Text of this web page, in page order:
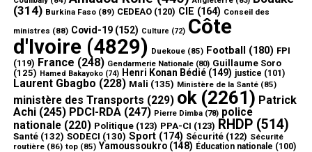
(314) Burkina Faso(89) CEDEAO(120) CIE (164) Conseil des
ministres (88) Covid-19(152) Culture (72) Côte
d'Ivoire(4829) Duekoue(85) Football (180) FPI
(119) France (248) Gendarmerie Nationale(80) Guillaume Soro
(125) Hamed Bakayoko(74) Henri Konan Bédié(149) justice (101)
Laurent Gbagbo (228) Mali (135) Ministère de la Santé(85)
ministère des Transports (229) ok(2261) Patrick
Achi(245) PDCI-RDA(247) Pierre Dimba(78) police
nationale(220) Politique(123) PPA-CI (123) RHDP(514)
Santé(132) SODECI (130) Sport(174) Sécurité(122) Sécurité
routière(86) top(85) Yamoussoukro(148) Éducation nationale (100)